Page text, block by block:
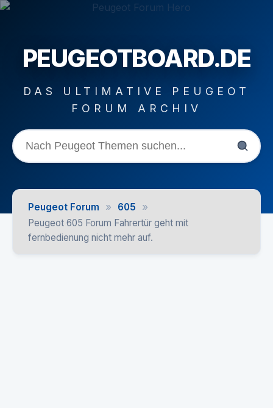
PEUGEOTBOARD.DE
DAS ULTIMATIVE PEUGEOT
FORUM ARCHIV
Peugeot Forum » 605 »
Peugeot 605 Forum Fahrertür geht mit
fernbedienung nicht mehr auf.